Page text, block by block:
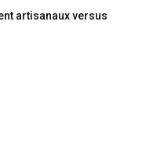
artisanaux versus